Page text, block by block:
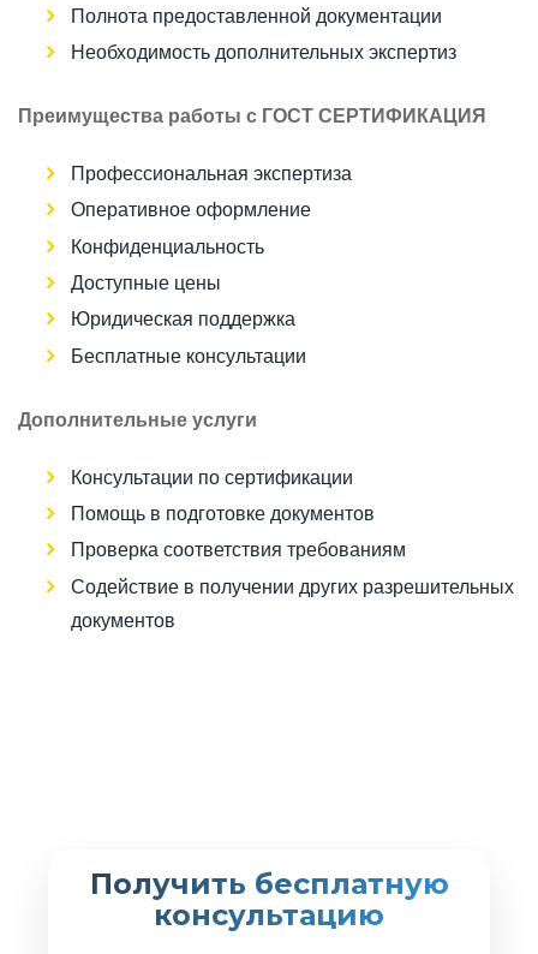
Полнота предоставленной документации
Необходимость дополнительных экспертиз
Преимущества работы с ГОСТ СЕРТИФИКАЦИЯ
Профессиональная экспертиза
Оперативное оформление
Конфиденциальность
Доступные цены
Юридическая поддержка
Бесплатные консультации
Дополнительные услуги
Консультации по сертификации
Помощь в подготовке документов
Проверка соответствия требованиям
Содействие в получении других разрешительных
документов
Получить бесплатную
консультацию